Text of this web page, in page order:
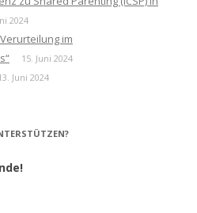
2024
im
15. Juni 2024
Juni 2024